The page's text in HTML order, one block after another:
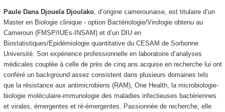
Paule Dana Djouela Djoulako, d’origine camerounaise, est titulaire d’un
Master en Biologie clinique - option Bactériologie/Virologie obtenu au
Cameroun (FMSP/IUEs-INSAM) et d’un DIU en
Biostatistiques/Epidémiologie quantitative du CESAM de Sorbonne
Université. Son expérience professionnelle en laboratoire d’analyses
médicales couplée à celle de près de cinq ans acquise en recherche lui ont
conféré un background assez consistent dans plusieurs domaines tels
que la résistance aux antimicrobiens (RAM), One Health, la microbiologie-
biologie moléculaire-immunologie des maladies infectieuses bactériennes
et virales, émergentes et ré-émergentes. Passionnée de recherche, elle